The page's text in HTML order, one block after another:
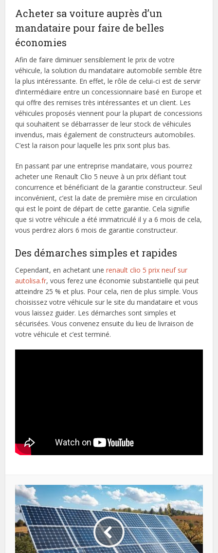
Acheter sa voiture auprès d’un
mandataire pour faire de belles
économies
Afin de faire diminuer sensiblement le prix de votre
véhicule, la solution du mandataire automobile semble être
la plus intéressante. En effet, le rôle de celui-ci est de servir
d’intermédiaire entre un concessionnaire basé en Europe et
qui offre des remises très intéressantes et un client. Les
véhicules proposés viennent pour la plupart de concessions
qui souhaitent se débarrasser de leur stock de véhicules
invendus, mais également de constructeurs automobiles.
C’est la raison pour laquelle les prix sont plus bas.
En passant par une entreprise mandataire, vous pourrez
acheter une Renault Clio 5 neuve à un prix défiant tout
concurrence et bénéficiant de la garantie constructeur. Seul
inconvénient, c’est la date de première mise en circulation
qui est le point de départ de cette garantie. Cela signifie
que si votre véhicule a été immatriculé il y a 6 mois de cela,
vous perdrez alors 6 mois de garantie constructeur.
Des démarches simples et rapides
Cependant, en achetant unerenault clio 5 prix neuf sur
autolisa.fr, vous ferez une économie substantielle qui peut
atteindre 25 % et plus. Pour cela, rien de plus simple. Vous
choisissez votre véhicule sur le site du mandataire et vous
vous laissez guider. Les démarches sont simples et
sécurisées. Vous convenez ensuite du lieu de livraison de
votre véhicule et c’est terminé.